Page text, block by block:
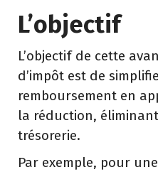
L’objectif
L’objectif de cette
d’impôt est de
remboursement en
la réduction,
trésorerie.
Par exemple, pour